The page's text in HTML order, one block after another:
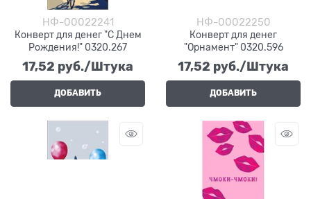
НФ-00022241
Конверт для денег "С Днем
Рождения!" 0320.267
17,52 руб./Штука
ДОБАВИТЬ
НФ-00022250
Конверт для денег
"Орнамент" 0320.596
17,52 руб./Штука
ДОБАВИТЬ